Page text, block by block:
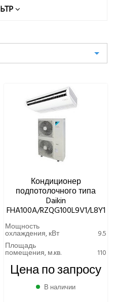
БЛОКА МИНИМАЛЬНЫЙ,
Кондиционер
подпотолочного типа
Daikin
FHA100A/RZQG100L9V1/L8Y1
Мощность
охлаждения, кВт
9.5
Площадь
помещения, м.кв. 110
Цена по запросу
В наличии